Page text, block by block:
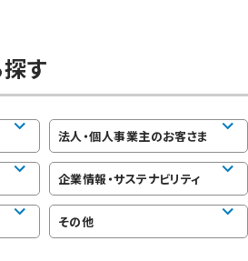
す
法人・個人事業主のお客さま
企業情報・サステナビリティ
その他